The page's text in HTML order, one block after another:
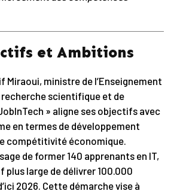
et Ambitions
Miraoui, ministre de l’Enseignement
recherche scientifique et de
» aligne ses objectifs avec
en termes de développement
compétitivité économique.
de former 140 apprenants en IT,
plus large de délivrer 100.000
2026. Cette démarche vise à